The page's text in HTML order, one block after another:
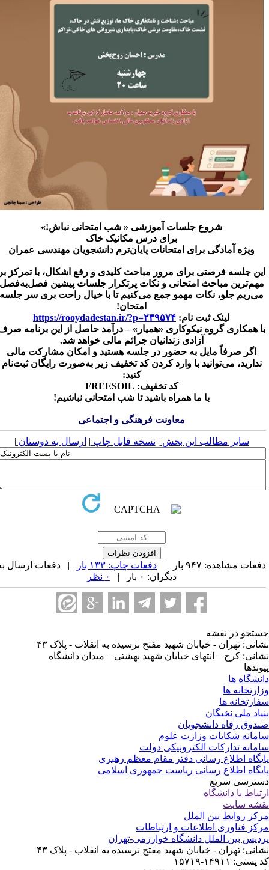
شروع جلسات آموزشی « شب امتحانی نباش!»
برای درس مکانیک خاک
ویژه آمادگی برای امتحانات پایان‌ترم دانشجویان مهندسی عمران
جلسه فرصتی برای مرور مباحث کلیدی و رفع اشکال، با تمرکز بر
مباحث امتحانی و نکات پرتکرار جلسات پیشین فصل‌به‌فصل
می‌ریم جلو، نکات مهمو جمع می‌کنیم تا با خیال راحت بری سر جلسه
امتحان!
لینک ثبت نام:https://rooydadestan.ir/?p=۲۳۹۵۷۴
همکاری گروه نیکوکاری «همیار» – درآمد حاصل از این برنامه صرف
آزادی زندانیان جرائم مالی خواهد شد.
اگر صرفاً مایل به حضور در جلسه هستید و امکان مشارکت مالی
ندارید، می‌توانید با وارد کردن کد تخفیف زیر به‌صورت رایگان ثبت‌نام
کنید:
کد تخفیف: FREESOIL
با ما همراه باشید تا شب امتحانی نباشیم!
معاونت فرهنگی و اجتماعی
سایر مطالب این بخش | نسخه قابل چاپ| ارسال به دوستان|
مشاهده: ۹۴۷ بار | دفعات چاپ: ۱۳۳ بار
| دفعات ارسال به
دیگران: ۰ بار |
در نقشه
تهران - خیابان شهید مفتح نرسیده به انقلاب - پلاک ۴۳
کرج – انتهای خیابان شهید بهشتی – میدان دانشگاه
ها
ها
ها
ملی نخبگان
رفاه دانشجویان
شکایات وزارت علوم
تدارکات الکترونیکی دولت
اطلاع رسانی دفتر مقام معظم رهبری
اطلاع رسانی ریاست جمهوری اسلامی
سریع
با دانشگاه
سایت
روابط بین الملل
فناوری اطلاعات و ارتباطات
بین الملل دانشگاه خوارزمی-تهران
تهران - خیابان شهید مفتح نرسیده به انقلاب - پلاک ۴۳
۱۴۹۱۱-۱۵۷۱۹